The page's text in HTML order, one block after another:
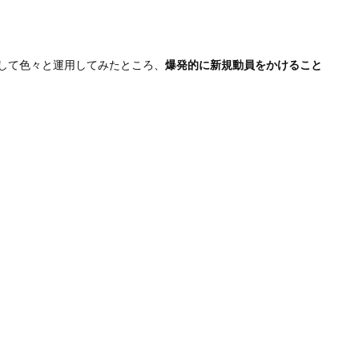
色々と運用してみたところ、 爆発的に新規動員をかけること